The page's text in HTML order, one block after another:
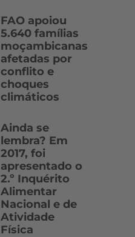
FAO apoiou
5.640 famílias
moçambicanas
afetadas por
conflito e
choques
climáticos
Ainda se
lembra? Em
2017, foi
apresentado o
2.º Inquérito
Alimentar
Nacional e de
Atividade
Física